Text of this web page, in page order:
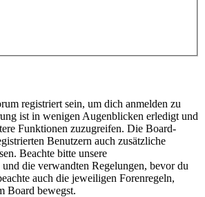
registriert sein, um dich anmelden zu
ist in wenigen Augenblicken erledigt und
Funktionen zuzugreifen. Die Board-
Benutzern auch zusätzliche
Beachte bitte unsere
die verwandten Regelungen, bevor du
auch die jeweiligen Forenregeln,
Board bewegst.